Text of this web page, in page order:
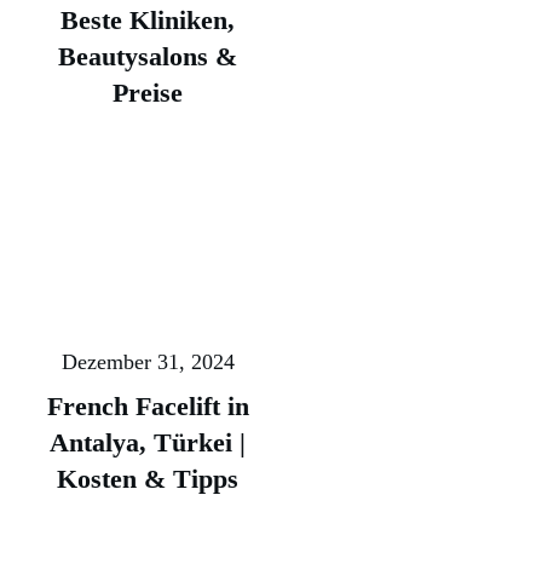
Beste Kliniken,
Beautysalons &
Preise
Dezember 31, 2024
French Facelift in
Antalya, Türkei |
Kosten & Tipps